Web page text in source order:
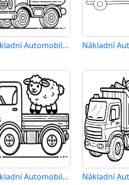
Nákladní Automobil (38)
Nákladní Automobil (26)